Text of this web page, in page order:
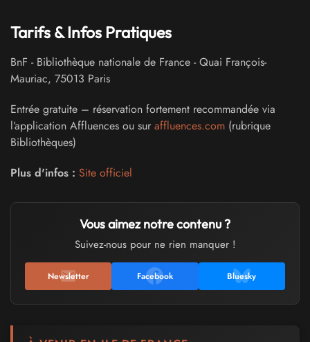
Tarifs & Infos Pratiques
BnF - Bibliothèque nationale de France -Quai François-
Mauriac, 75013 Paris
Entrée gratuite – réservation fortement recommandée via
l’application Affluences ou sur affluences.com (rubrique
Bibliothèques)
Plus d'infos : Site officiel
Vous aimez notre contenu ?
Suivez-nous pour ne rien manquer !
Newsletter Facebook Bluesky